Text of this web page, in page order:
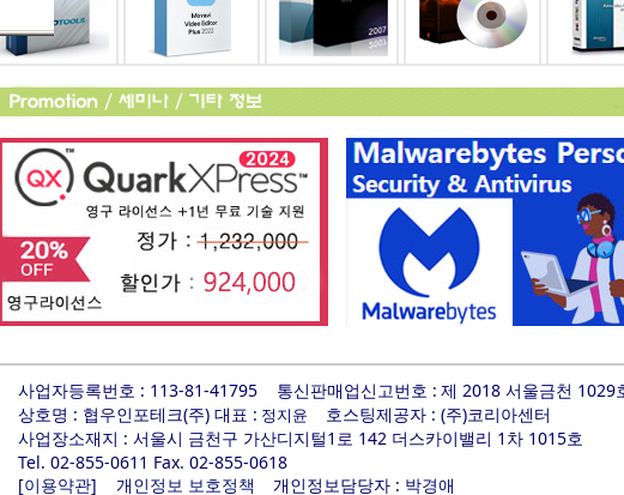
사업자등록번호 : 113-81-41795 통신판매업신고번호 : 제 2018 서울금천 1029
상호명 : 협우인포테크(주) 대표 : 정지윤
호스팅제공자 : (주)코리아센터
사업장소재지 : 서울시 금천구 가산디지털1로 142 더스카이밸리 1차 1015호
Tel. 02-855-0611 Fax. 02-855-0618
[이용약관] 개인정보 보호정책 개인정보담당자 : 박경애